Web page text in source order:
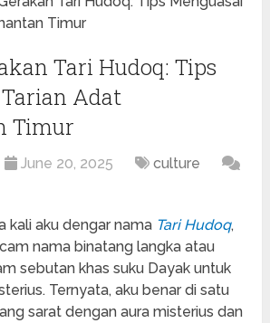
Timur
Tari Hudoq: Tips
Adat
Timur
June 20, 2025
culture
kali aku dengar nama Tari Hudoq,
nama binatang langka atau
sebutan khas suku Dayak untuk
Ternyata, aku benar di satu
sarat dengan aura misterius dan